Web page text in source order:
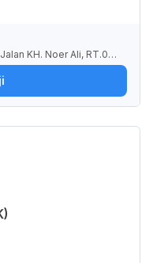
KH. Noer Ali, RT.00
Bekasi, Jawa Barat, Indo